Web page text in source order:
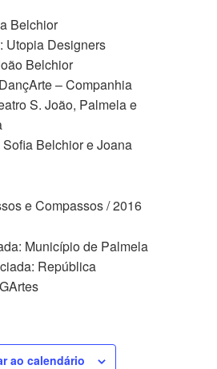
Belchior
Utopia Designers
Belchior
– Companhia
S. João, Palmela e
Belchior e Joana
e Compassos / 2016
Município de Palmela
República
ao calendário